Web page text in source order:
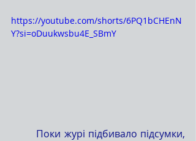
https://youtube.com/shorts/6PQ1bCHEnN
Y?si=oDuukwsbu4E_SBmY